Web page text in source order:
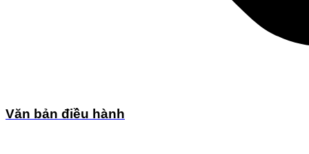
Văn bản điều hành